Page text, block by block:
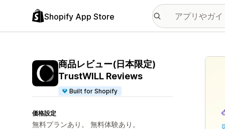
Shopify App Store
商品レビュー(日本限定)
TrustWILL Reviews
Built for Shopify
価格設定
無料プランあり。 無料体験あり。
特集